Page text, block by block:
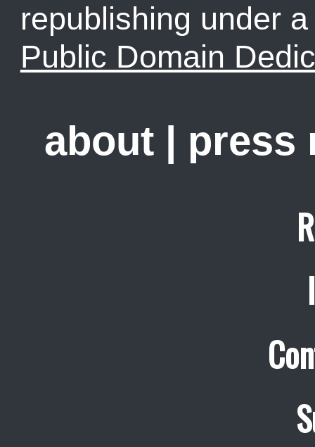
republishing under
Public Domain
about | press